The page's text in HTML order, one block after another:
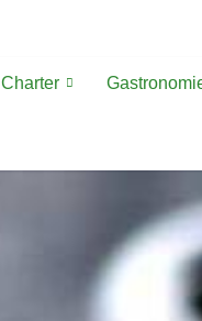
Charter